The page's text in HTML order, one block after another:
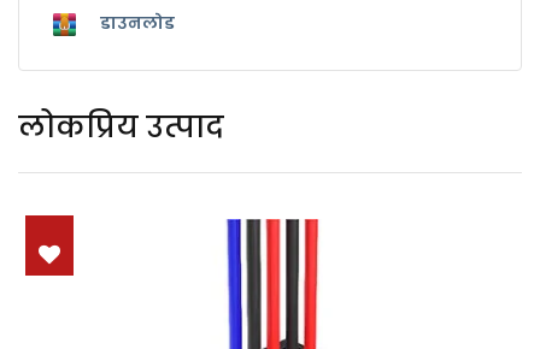
डाउनलोड
लोकप्रिय उत्पाद